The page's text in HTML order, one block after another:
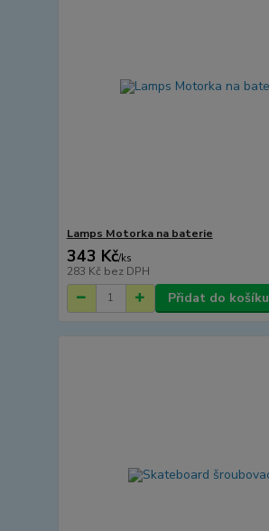
Lamps Motorka na baterie
343 Kč/ks
283 Kč bez DPH
Přidat do košíku